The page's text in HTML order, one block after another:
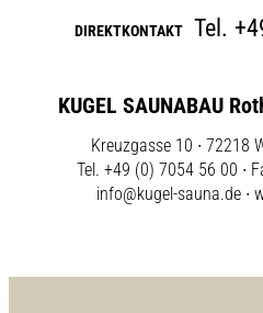
DIREKTKONTAKT Tel.
KUGEL SAUNABAU
Kreuzgasse 10 ∙ 72218
Tel. +49 (0) 7054 56 00 ∙
info@kugel-sauna.de ∙